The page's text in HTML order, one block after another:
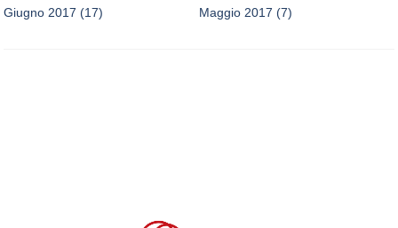
Giugno 2017 (17) Maggio 2017 (7)